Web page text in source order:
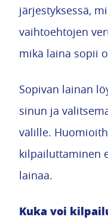
järjestyksessä,
vaihtoehtojen
mikä laina sopii
Sopivan lainan
sinun ja
välille.
kilpailuttaminen
lainaa.
Kuka voi